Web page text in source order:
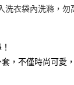
，選擇欲分期的期數
數及費用金額請依後
未前往確認交易或遇
通過狀況，表示未達
單，「大哥付你分期
含以上)免運費
洗衣袋內洗滌，勿
，不僅時尚可愛